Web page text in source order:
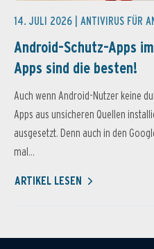
14. JULI 2026 | ANTIVIRUS FÜR
Android-Schutz-Apps
Apps sind die besten!
Auch wenn Android-Nutzer keine
Apps aus unsicheren Quellen
ausgesetzt. Denn auch in den
mal...
ARTIKEL LESEN